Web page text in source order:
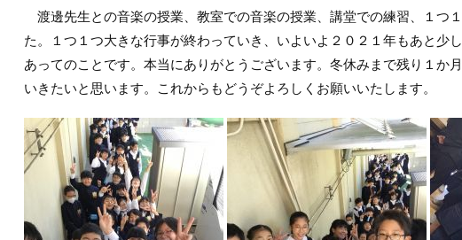
渡邊先生との音楽の授業、教室での音楽の授業、講堂での練習、１つ
た。１つ１つ大きな行事が終わっていき、いよいよ２０２１年もあと少
あってのことです。本当にありがとうございます。冬休みまで残り１か
いきたいと思います。これからもどうぞよろしくお願いいたします。